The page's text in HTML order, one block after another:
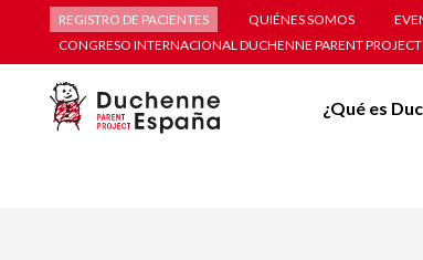
REGISTRO DE PACIENTES QUIÉNES SOMOS
CONGRESO INTERNACIONAL DUCHENNE PARENT
¿Qué es